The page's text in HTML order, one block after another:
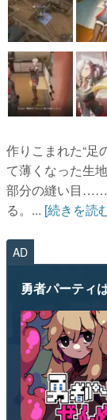
作りこまれた“足
て薄くなった生
部分の縫い目……
る。... [続きを読
AD
勇者パーティ